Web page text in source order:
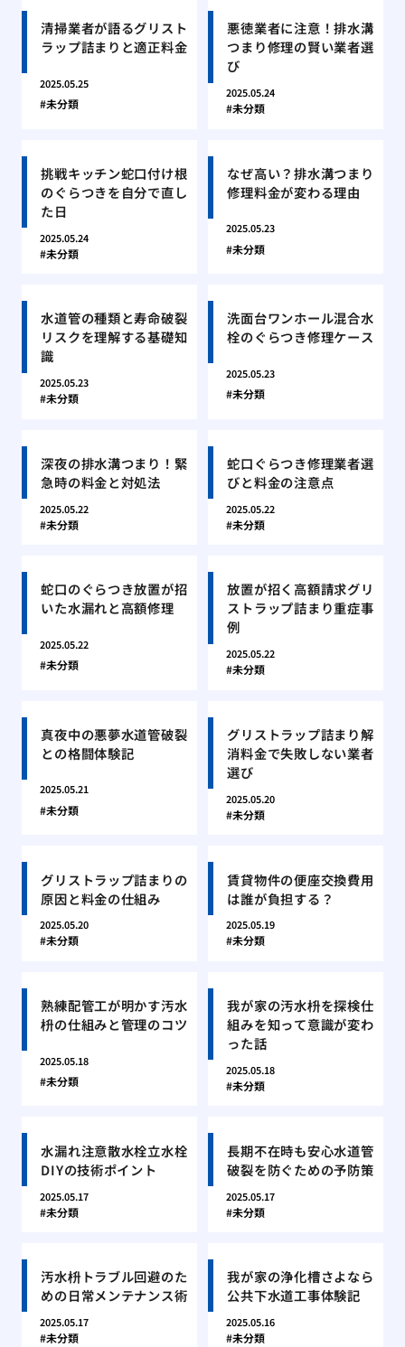
清掃業者が語るグリスト
ラップ詰まりと適正料金
2025.05.25
未分類
悪徳業者に注意！排水溝
つまり修理の賢い業者選
び
2025.05.24
未分類
挑戦キッチン蛇口付け根
のぐらつきを自分で直し
た日
2025.05.24
未分類
なぜ高い？排水溝つまり
修理料金が変わる理由
2025.05.23
未分類
水道管の種類と寿命破裂
リスクを理解する基礎知
識
2025.05.23
未分類
洗面台ワンホール混合水
栓のぐらつき修理ケース
2025.05.23
未分類
深夜の排水溝つまり！緊
急時の料金と対処法
2025.05.22
未分類
蛇口ぐらつき修理業者選
びと料金の注意点
2025.05.22
未分類
蛇口のぐらつき放置が招
いた水漏れと高額修理
2025.05.22
未分類
放置が招く高額請求グリ
ストラップ詰まり重症事
例
2025.05.22
未分類
真夜中の悪夢水道管破裂
との格闘体験記
2025.05.21
未分類
グリストラップ詰まり解
消料金で失敗しない業者
選び
2025.05.20
未分類
グリストラップ詰まりの
原因と料金の仕組み
2025.05.20
未分類
賃貸物件の便座交換費用
は誰が負担する？
2025.05.19
未分類
熟練配管工が明かす汚水
枡の仕組みと管理のコツ
2025.05.18
未分類
我が家の汚水枡を探検仕
組みを知って意識が変わ
った話
2025.05.18
未分類
水漏れ注意散水栓立水栓
DIYの技術ポイント
2025.05.17
未分類
長期不在時も安心水道管
破裂を防ぐための予防策
2025.05.17
未分類
汚水枡トラブル回避のた
めの日常メンテナンス術
2025.05.17
未分類
我が家の浄化槽さよなら
公共下水道工事体験記
2025.05.16
未分類